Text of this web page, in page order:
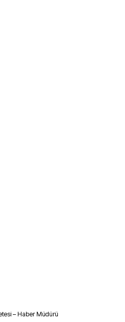
– Haber Müdürü